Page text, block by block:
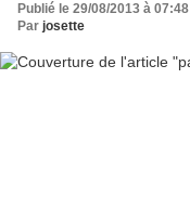
Publié le 29/08/2013 à 07:48
Par josette